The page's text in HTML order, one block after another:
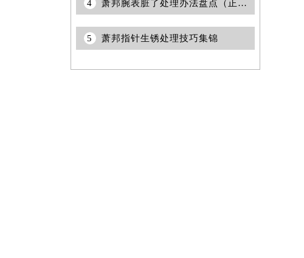
4 萧邦腕表脏了处理办法盘点（正确清洁保养指南）
5 萧邦指针生锈处理技巧集锦